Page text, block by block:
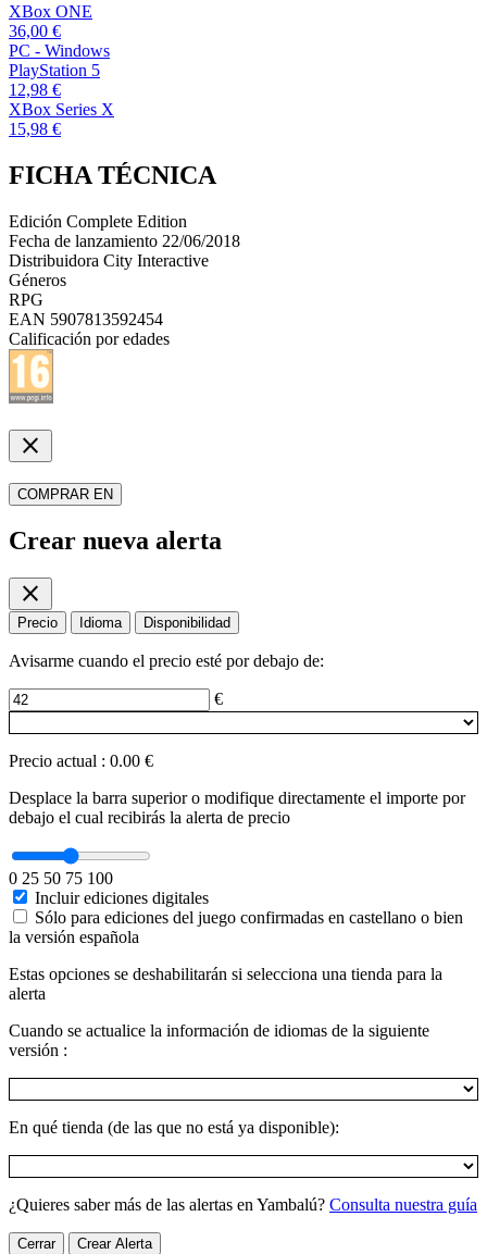
XBox ONE
36,00 €
PC - Windows
PlayStation 5
12,98 €
XBox Series X
15,98 €
FICHA TÉCNICA
Edición Complete Edition
Fecha de lanzamiento 22/06/2018
Distribuidora City Interactive
Géneros
RPG
EAN 5907813592454
Calificación por edades
close
COMPRAR EN
Crear nueva alerta
close
Precio Idioma Disponibilidad
Avisarme cuando el precio esté por debajo de:
€
Precio actual : 0.00 €
Desplace la barra superior o modifique directamente el importe por
debajo el cual recibirás la alerta de precio
0 25 50 75 100
Incluir ediciones digitales
Sólo para ediciones del juego confirmadas en castellano o bien
la versión española
Estas opciones se deshabilitarán si selecciona una tienda para la
alerta
Cuando se actualice la información de idiomas de la siguiente
versión :
En qué tienda (de las que no está ya disponible):
¿Quieres saber más de las alertas en Yambalú? Consulta nuestra guía
Cerrar Crear Alerta